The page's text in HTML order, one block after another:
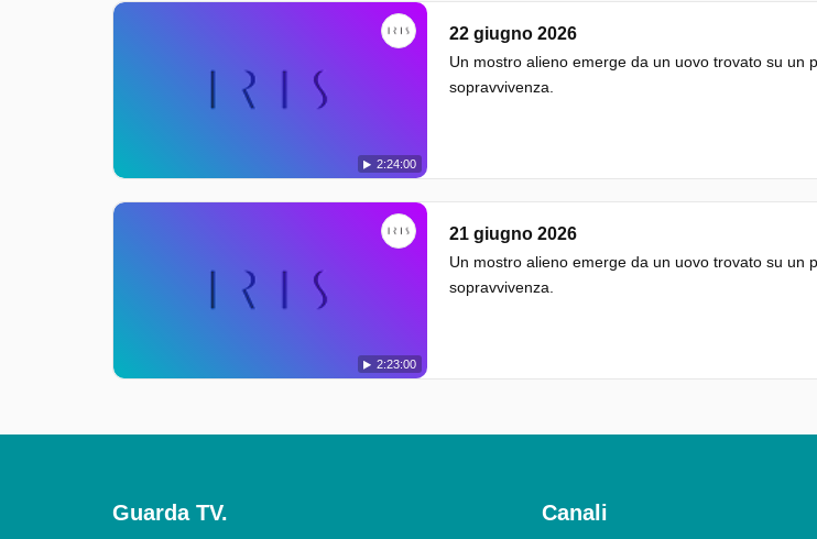
2:24:00
22 giugno 2026
Un mostro alieno emerge da un uovo trovato su un
sopravvivenza.
2:23:00
21 giugno 2026
Un mostro alieno emerge da un uovo trovato su un
sopravvivenza.
Guarda TV. Canali